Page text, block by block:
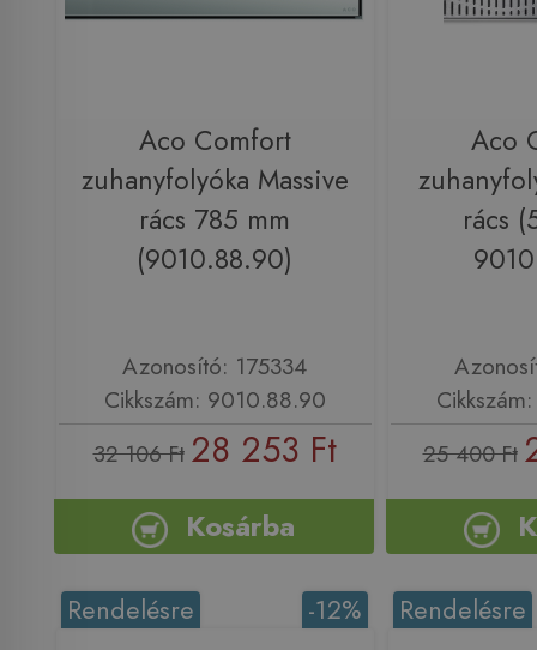
Aco Comfort
zuhanyfolyóka Massive
rács 785 mm
(9010.88.90)
Azonosító: 175334
Cikkszám: 9010.88.90
32 106 Ft 28 253 Ft
Kosárba
Aco
rács
25 400 Ft
-12%
Rendelésre Rendelésre